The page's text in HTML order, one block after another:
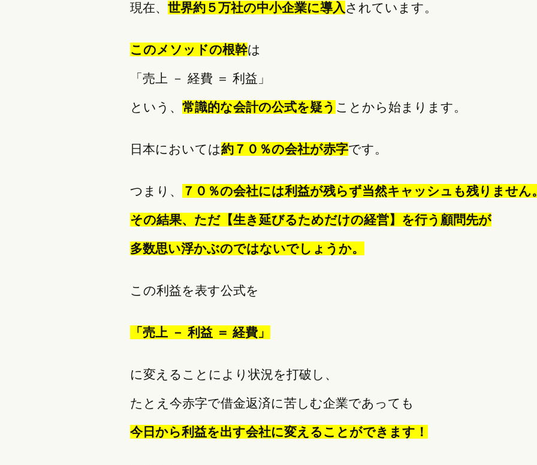
現在、 世界約５万社の中小企業に導入 されています。
このメソッドの根幹は
「売上 － 経費 ＝ 利益」
という、 常識的な会計の公式を疑う ことから始まります。
日本においては約７０％の会社が赤字です。
つまり、 ７０％の会社には利益が残らず当然キャッシュも残りません
その結果、ただ 【生き延びるためだけの経営】 を行う顧問先が
多数思い浮かぶのではないでしょうか。
この利益を表す公式を
「売上 － 利益 ＝ 経費」
に変えることにより状況を打破し、
たとえ今赤字で借金返済に苦しむ企業であっても
今日から利益を出す会社に変えることができます！